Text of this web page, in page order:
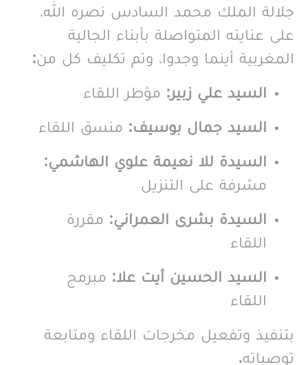
جلالة الملك محمد السادس نصره الله،
على عنايته المتواصلة بأبناء الجالية
المغربية أينما وجدوا، وتم تكليف كل من:
السيد علي زبير: مؤطر اللقاء
السيد جمال بوسيف: منسق اللقاء
السيدة للا نعيمة علوي الهاشمي:
مشرفة على التنزيل
السيدة بشرى العمراني: مقررة
اللقاء
السيد الحسين أيت علا: مبرمج
اللقاء
بتنفيذ وتفعيل مخرجات اللقاء ومتابعة
توصياته.